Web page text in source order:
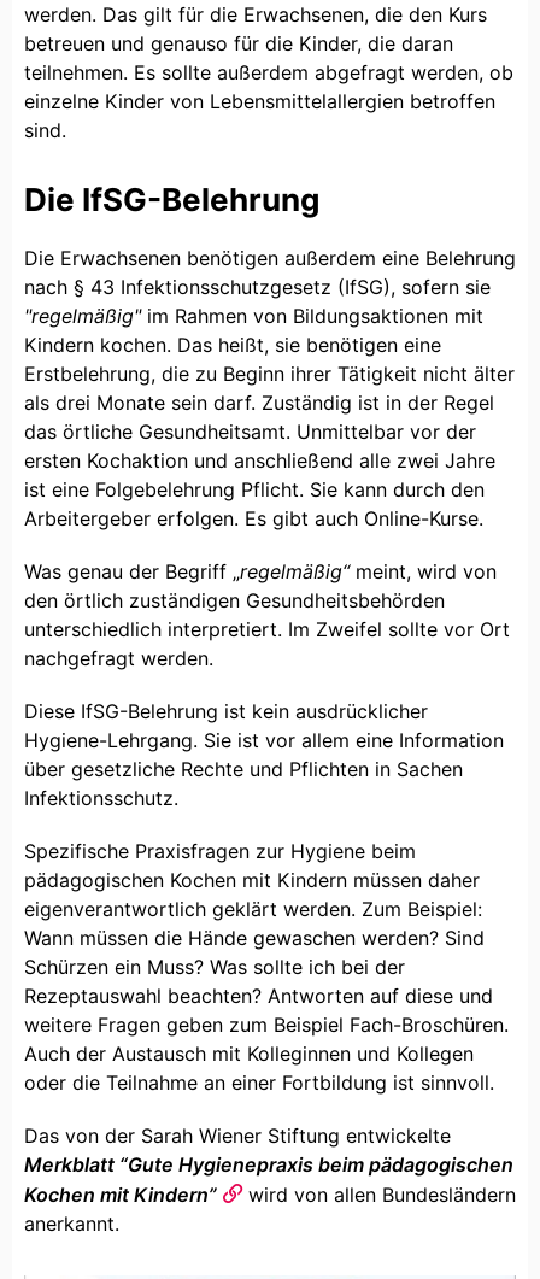
werden. Das gilt für die Erwachsenen, die den Kurs
betreuen und genauso für die Kinder, die daran
teilnehmen. Es sollte außerdem abgefragt werden, ob
einzelne Kinder von Lebensmittelallergien betroffen
sind.
Die IfSG-Belehrung
Die Erwachsenen benötigen außerdem eine Belehrung
nach § 43 Infektionsschutzgesetz (IfSG), sofern sie
"regelmäßig" im Rahmen von Bildungsaktionen mit
Kindern kochen. Das heißt, sie benötigen eine
Erstbelehrung, die zu Beginn ihrer Tätigkeit nicht älter
als drei Monate sein darf. Zuständig ist in der Regel
das örtliche Gesundheitsamt. Unmittelbar vor der
ersten Kochaktion und anschließend alle zwei Jahre
ist eine Folgebelehrung Pflicht. Sie kann durch den
Arbeitergeber erfolgen. Es gibt auch Online-Kurse.
Was genau der Begriff „regelmäßig“meint, wird von
den örtlich zuständigen Gesundheitsbehörden
unterschiedlich interpretiert. Im Zweifel sollte vor Ort
nachgefragt werden.
Diese IfSG-Belehrung ist kein ausdrücklicher
Hygiene-Lehrgang. Sie ist vor allem eine Information
über gesetzliche Rechte und Pflichten in Sachen
Infektionsschutz.
Spezifische Praxisfragen zur Hygiene beim
pädagogischen Kochen mit Kindern müssen daher
eigenverantwortlich geklärt werden. Zum Beispiel:
Wann müssen die Hände gewaschen werden? Sind
Schürzen ein Muss? Was sollte ich bei der
Rezeptauswahl beachten? Antworten auf diese und
weitere Fragen geben zum Beispiel Fach-Broschüren.
Auch der Austausch mit Kolleginnen und Kollegen
oder die Teilnahme an einer Fortbildung ist sinnvoll.
Das von der Sarah Wiener Stiftung entwickelte
Merkblatt “Gute Hygienepraxis beim pädagogischen
Kochen mit Kindern”
wird von allen Bundesländern
anerkannt.